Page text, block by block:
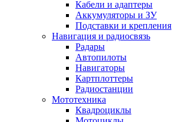
Кабели и адаптеры
Аккумуляторы и ЗУ
Подставки и крепления
Навигация и радиосвязь
Радары
Автопилоты
Навигаторы
Картплоттеры
Радиостанции
Мототехника
Квадроциклы